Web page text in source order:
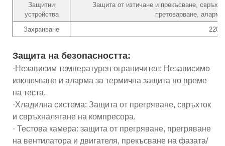
Защитни
устройства
Защита от изтичане и прекъсване,
претоварване,
Захранване
Защита на безопасността:
·Независим температурен ограничител: Независимо
изключване и аларма за термична защита по време
на теста.
·Хладилна система: Защита от прегряване, свръхток
и свръхналягане на компресора.
· Тестова камера: защита от прегряване, прегряване
на вентилатора и двигателя, прекъсване на фазата/